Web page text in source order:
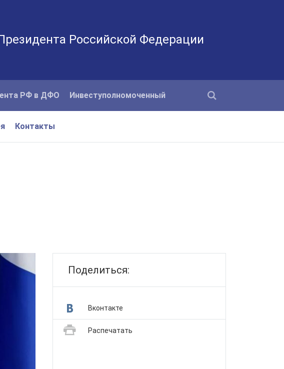
Российской Федерации
РФ в ДФО Инвеступолномоченный
Контакты
Поделиться:
Вконтакте
Распечатать